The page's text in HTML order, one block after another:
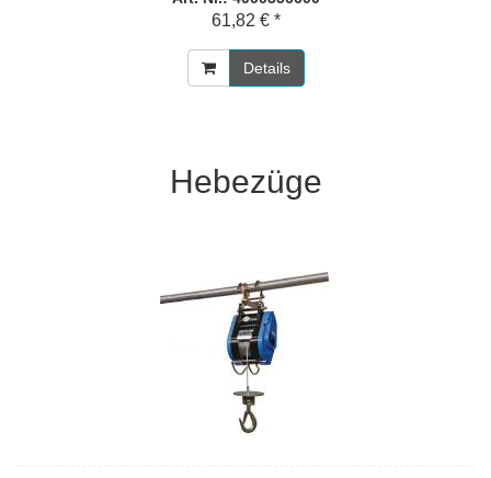
61,82 € *
Details
Hebezüge